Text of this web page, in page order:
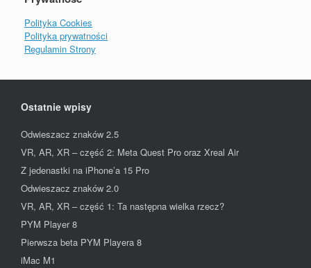
Polityka Cookies
Polityka prywatności
Regulamin Strony
Ostatnie wpisy
Odwieszacz znaków 2.5
VR, AR, XR – część 2: Meta Quest Pro oraz Xreal Air
Z jedenastki na iPhone’a 15 Pro
Odwieszacz znaków 2.0
VR, AR, XR – część 1: Ta następna wielka rzecz?
PYM Player 8
Pierwsza beta PYM Playera 8
iMac M1